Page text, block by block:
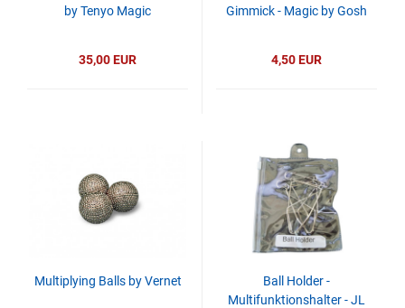
by Tenyo Magic
35,00 EUR
Gimmick - Magic by Gosh
4,50 EUR
Multiplying Balls by Vernet
Ball Holder -
Multifunktionshalter - JL